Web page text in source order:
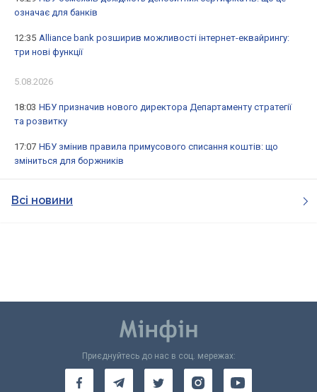
означає для банків
12:35 Alliance bank розширив можливості інтернет-еквайрингу:
три нові функції
5.08.2026
18:03 НБУ призначив нового директора Департаменту стратегії
та розвитку
17:07 НБУ змінив правила примусового списання коштів: що
зміниться для боржників
Всі новини
Приєднуйтесь до нас в соц. мережах: